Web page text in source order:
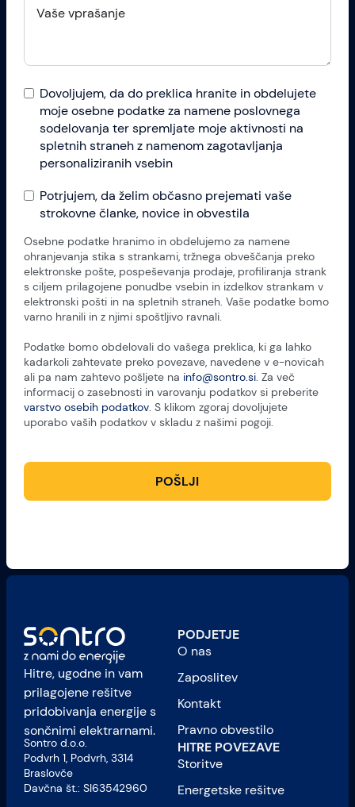
Dovoljujem, da do preklica hranite in obdelujete
moje osebne podatke za namene poslovnega
sodelovanja ter spremljate moje aktivnosti na
spletnih straneh z namenom zagotavljanja
personaliziranih vsebin
Potrjujem, da želim občasno prejemati vaše
strokovne članke, novice in obvestila
Osebne podatke hranimo in obdelujemo za namene
ohranjevanja stika s strankami, tržnega obveščanja preko
elektronske pošte, pospeševanja prodaje, profiliranja strank
s ciljem prilagojene ponudbe vsebin in izdelkov strankam v
elektronski pošti in na spletnih straneh. Vaše podatke bomo
varno hranili in z njimi spoštljivo ravnali.
Podatke bomo obdelovali do vašega preklica, ki ga lahko
kadarkoli zahtevate preko povezave, navedene v e-novicah
ali pa nam zahtevo pošljete na info@sontro.si. Za več
informacij o zasebnosti in varovanju podatkov si preberite
varstvo osebih podatkov. S klikom zgoraj dovoljujete
uporabo vaših podatkov v skladu z našimi pogoji.
POŠLJI
Hitre, ugodne in vam
prilagojene rešitve
pridobivanja energije s
sončnimi elektrarnami.
Sontro d.o.o.
Podvrh 1, Podvrh, 3314
Braslovče
Davčna št.: SI63542960
PODJETJE
O nas
Zaposlitev
Kontakt
Pravno obvestilo
HITRE POVEZAVE
Storitve
Energetske rešitve